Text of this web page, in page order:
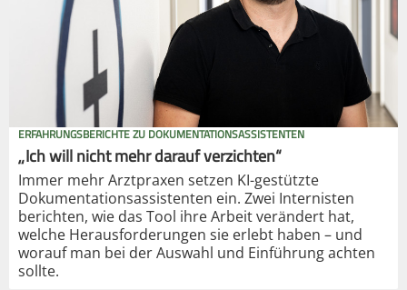
ERFAHRUNGSBERICHTE ZU DOKUMENTATIONSASSISTENTEN
„Ich will nicht mehr darauf verzichten“
Immer mehr Arztpraxen setzen KI-gestützte
Dokumentationsassistenten ein. Zwei Internisten
berichten, wie das Tool ihre Arbeit verändert hat,
welche Herausforderungen sie erlebt haben – und
worauf man bei der Auswahl und Einführung achten
sollte.